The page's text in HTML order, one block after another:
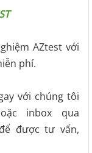
AZtest với
phí.
với chúng tôi
inbox qua
được tư vấn,